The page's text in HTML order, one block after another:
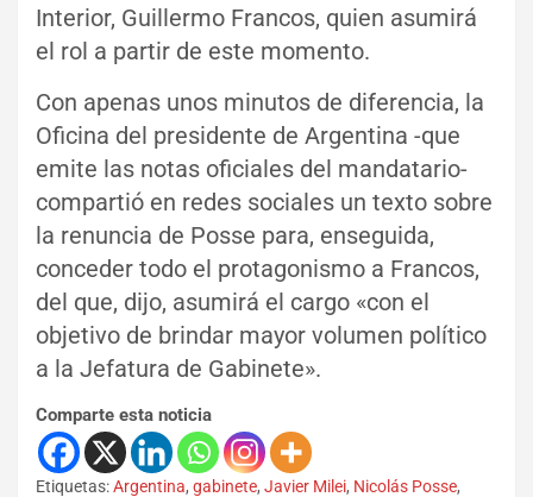
Interior, Guillermo Francos, quien asumirá
el rol a partir de este momento.
Con apenas unos minutos de diferencia, la
Oficina del presidente de Argentina -que
emite las notas oficiales del mandatario-
compartió en redes sociales un texto sobre
la renuncia de Posse para, enseguida,
conceder todo el protagonismo a Francos,
del que, dijo, asumirá el cargo «con el
objetivo de brindar mayor volumen político
a la Jefatura de Gabinete».
Comparte esta noticia
Etiquetas:Argentina, gabinete, Javier Milei, Nicolás Posse,